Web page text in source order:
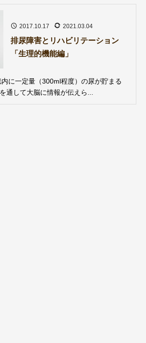
2017.10.17 2021.03.04
排尿障害とリハビリテーション
「生理的機能編」
に一定量（300ml程度）の尿が貯まる
通して大脳に情報が伝えら...